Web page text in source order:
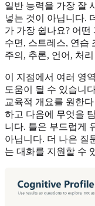
일반 능력을 가장 잘
넣는 것이 아닙니다.
가 가장 쉽나요? 어
수면, 스트레스, 연습
주의, 추론, 언어, 처
이 지점에서 여러 영
도움이 될 수 있습니
교육적 개요를 원한다
하고 다음에 무엇을
니다. 틀은 부드럽게
아닙니다. 더 나은 질
는 대화를 지원할 수